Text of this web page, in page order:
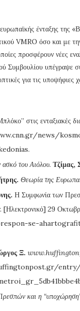
ένταξης της
VMRO όσο και με
προσφέρουν νέες
Συμβουλίου υπέγραψε
για τις
στις ενταξιακές
news/
ασκό του Αιόλου. Τζίμας,
Θεωρία της
Η Συμφωνία των
[Ηλεκτρονικό] 29
se-
Ξ.
και η “υποχώρηση”